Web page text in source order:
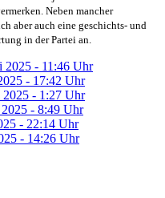
Neben mancher
aber auch eine geschichts- und
in der Partei an.
2025 - 11:46 Uhr
- 17:42 Uhr
- 1:27 Uhr
- 8:49 Uhr
- 22:14 Uhr
- 14:26 Uhr